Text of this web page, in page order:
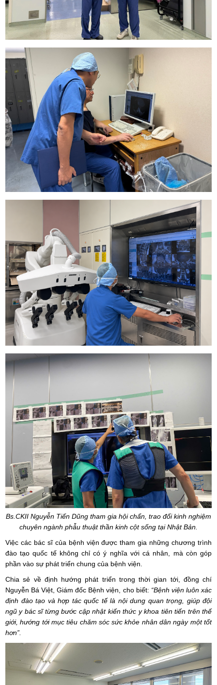
Bs.CKII Nguyễn Tiến Dũng tham gia hội chẩn, trao đổi kinh nghiệm
chuyên ngành phẫu thuật thần kinh cột sống tại Nhật Bản.
Việc các bác sĩ của bệnh viện được tham gia những chương trình
đào tạo quốc tế không chỉ có ý nghĩa với cá nhân, mà còn góp
phần vào sự phát triển chung của bệnh viện.
Chia sẻ về định hướng phát triển trong thời gian tới, đồng chí
Nguyễn Bá Việt, Giám đốc Bệnh viện, cho biết: “Bệnh viện luôn xác
định đào tạo và hợp tác quốc tế là nội dung quan trọng, giúp đội
ngũ y bác sĩ từng bước cập nhật kiến thức y khoa tiên tiến trên thế
giới, hướng tới mục tiêu chăm sóc sức khỏe nhân dân ngày một tốt
hơn”.